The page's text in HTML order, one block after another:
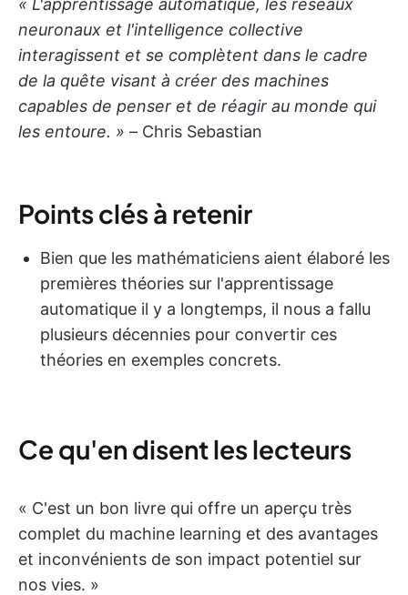
« L'apprentissage automatique, les réseaux
neuronaux et l'intelligence collective
interagissent et se complètent dans le cadre
de la quête visant à créer des machines
capables de penser et de réagir au monde qui
les entoure. » – Chris Sebastian
Points clés à retenir
Bien que les mathématiciens aient élaboré les
premières théories sur l'apprentissage
automatique il y a longtemps, il nous a fallu
plusieurs décennies pour convertir ces
théories en exemples concrets.
Ce qu'en disent les lecteurs
« C'est un bon livre qui offre un aperçu très
complet du machine learning et des avantages
et inconvénients de son impact potentiel sur
nos vies. »